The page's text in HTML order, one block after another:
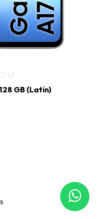
GB (Latin)